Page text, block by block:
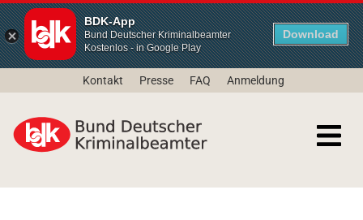
BDK-App
Bund Deutscher Kriminalbeamter
Kostenlos - in Google Play
Download
Kontakt Presse FAQ Anmeldung